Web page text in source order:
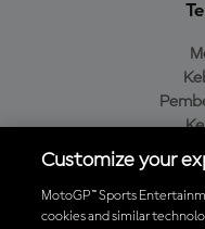
Customize your
MotoGP™ Sports
cookies and similar